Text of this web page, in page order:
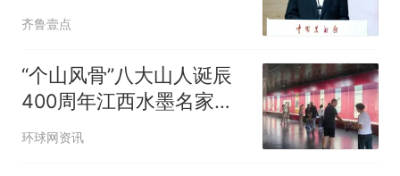
术馆
齐鲁壹点
“个山风骨”八大山人诞辰
400周年江西水墨名家邀
请展开展
环球网资讯